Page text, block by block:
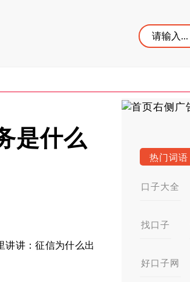
是什么
讲讲：征信为什么出
热门词语
口子大全
找口子
好口子网